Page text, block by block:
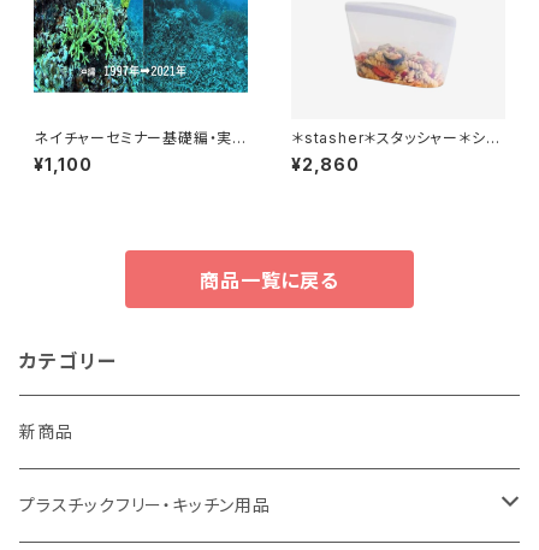
ネイチャーセミナー基礎編・実践
編オンライン講座
¥1,100
＊stasher＊スタッシャー＊シリ
コンバッグ＊ボウルM＊全2色＊
4-CUP＊
¥2,860
商品一覧に戻る
カテゴリー
新商品
プラスチックフリー・キッチン用品